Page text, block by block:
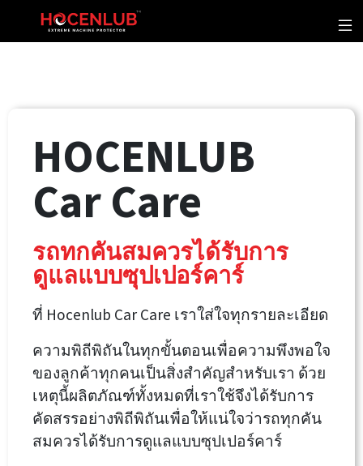
HOCENLUB
Car Care
รถทุกคันสมควรได้รับการ
ดูแลแบบซุปเปอร์คาร์
ที่ Hocenlub Car Care เราใส่ใจทุกรายละเอียด
ความพิถีพิถันในทุกขั้นตอนเพื่อความพึงพอใจ
ของลูกค้าทุกคนเป็นสิ่งสำคัญสำหรับเรา ด้วย
เหตุนี้ผลิตภัณฑ์ทั้งหมดที่เราใช้จึงได้รับการ
คัดสรรอย่างพิถีพิถันเพื่อให้แน่ใจว่ารถทุกคัน
สมควรได้รับการดูแลแบบซุปเปอร์คาร์